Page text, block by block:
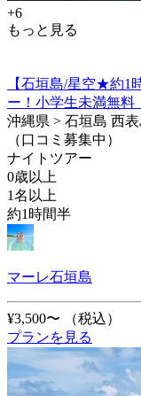
+6
もっと見る
【石垣島/星空★約1
ー！小学生未満無料
沖縄県 > 石垣島 西
（口コミ募集中）
ナイトツアー
0歳以上
1名以上
約1時間半
マーレ石垣島
¥3,500〜
（税込）
プランを見る